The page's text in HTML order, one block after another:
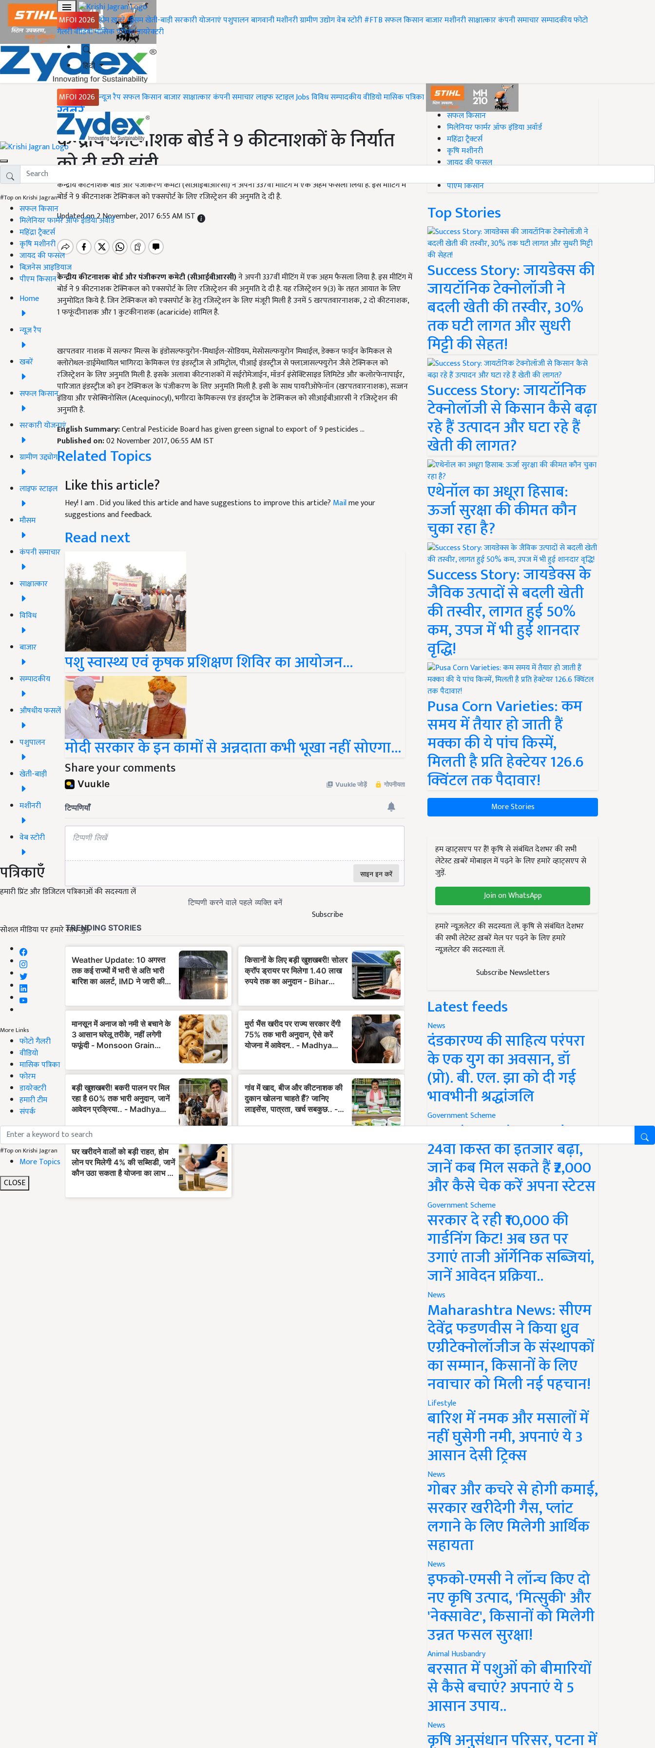
MFOI 2026 होमख़बरेंमौसमखेती-बाड़ीसरकारी योजनाएंपशुपालनबागवानीमशीनरीग्रामीण उद्योगवेब स्टोरी#FTBसफल किसानबाजारमशीनरीसाक्षात्कारकंपनी समाचारसम्पादकीयफोटो
गैलरीवीडियोमासिक पत्रिकाडायरेक्टरी
हिंदी
MFOI 2026 न्यूज़ रैपसफल किसानबाजारसाक्षात्कारकंपनी समाचारलाइफ स्टाइलJobsविविधसम्पादकीयवीडियोमासिक पत्रिका
#Top on Krishi Jagran
सफल किसान
मिलेनियर फार्मर ऑफ इंडिया अवॉर्ड
महिंद्रा ट्रैक्टर्स
कृषि मशीनरी
जायद की फसल
बिज़नेस आइडियाज
पीएम किसान
Home
न्यूज़ रैप
खबरें
सफल किसान
सरकारी योजनाएं
ग्रामीण उद्द्योग
लाइफ स्टाइल
मौसम
कंपनी समाचार
साक्षात्कार
विविध
बाजार
सम्पादकीय
औषधीय फसलें
पशुपालन
खेती-बाड़ी
मशीनरी
वेब स्टोरी
पत्रिकाएँ
हमारी प्रिंट और डिजिटल पत्रिकाओं की सदस्यता लें
Subscribe
सोशल मीडिया पर हमारे साथ जुड़ें:
More Links
फोटो गैलरी
वीडियो
मासिक पत्रिका
फोरम
डायरेक्टरी
हमारी टीम
संपर्क
#Top on Krishi Jagran
More Topics
CLOSE
Home
ख़बरें
केन्द्रीय कीटनाशक बोर्ड ने 9 कीटनाशकों के निर्यात
को दी हरी झंडी...
केन्द्रीय कीटनाशक बोर्ड और पंजीकरण कमेटी (सीआईबीआरसी) ने अपनी 337वीं मीटिंग में एक अहम फैसला लिया है. इस मीटिंग में
बोर्ड ने 9 कीटनाशक टेक्निकल को एक्सपोर्ट के लिए रजिस्ट्रेशन की अनुमति दे दी है.
Updated on 2 November, 2017 6:55 AM IST
केन्द्रीय कीटनाशक बोर्ड और पंजीकरण कमेटी (सीआईबीआरसी)ने अपनी 337वीं मीटिंग में एक अहम फैसला लिया है. इस मीटिंग में
बोर्ड ने 9 कीटनाशक टेक्निकल को एक्सपोर्ट के लिए रजिस्ट्रेशन की अनुमति दे दी है. यह रजिस्ट्रेशन 9(3) के तहत आयात के लिए
अनुमोदित किये है. जिन टेक्निकल को एक्सपोर्ट के हेतु रजिस्ट्रेशन के लिए मंजूरी मिली है उनमें 5 खरपतवारनाशक, 2 दो कीटनाशक,
1 फफूंदीनाशक और 1 कुटकीनाशक (acaricide) शामिल है.
खरपतवार नाशक में सल्फर मिल्स के इंडोसल्फयुरोन-मिथाईल-सोडियम, मेसोसल्फयुरोन मिथाईल, डेक्कन फाईन केमिकल से
क्लोरोथल-डाईमेथायिल भागिरदा केमिकल एंड इंडस्ट्रीज से अमिट्रोल, पीआई इंडस्ट्रीज से फ्लाज़ासल्फ्युरोन जैसे टेक्निकल को
रजिस्ट्रेशन के लिए अनुमति मिली है. इसके अलावा कीटनाशकों में सईरोमेजाईन, मॉडर्न इंसेक्टिसाइड लिमिटेड और कलोरफेनापाईर,
पारिजात इंडस्ट्रीज को इन टेक्निकल के पंजीकरण के लिए अनुमति मिली है. इसी के साथ पायरीओफेनॉन (खरपतवारनाशक), सज्जन
इंडिया और एसेक्विनोसिल (Acequinocyl), भगीरदा केमिकल्स एंड इंडस्ट्रीज के टेक्निकल को सीआईबीआरसी ने रजिस्ट्रेशन की
अनुमति है.
English Summary:Central Pesticide Board has given green signal to export of 9 pesticides ...
Published on:02 November 2017, 06:55 AM IST
Related Topics
Like this article?
Hey! I am. Did you liked this article and have suggestions to improve this article? Mailme your
suggestions and feedback.
Read next
पशु स्वास्थ्य एवं कृषक प्रशिक्षण शिविर का आयोजन...
मोदी सरकार के इन कामों से अन्नदाता कभी भूखा नहीं सोएगा...
Share your comments
#Top on Krishi Jagran
सफल किसान
मिलेनियर फार्मर ऑफ इंडिया अवॉर्ड
महिंद्रा ट्रैक्टर्स
कृषि मशीनरी
जायद की फसल
पीएम किसान
Top Stories
Success Story: जायडेक्स की
जायटॉनिक टेक्नोलॉजी ने
बदली खेती की तस्वीर, 30%
तक घटी लागत और सुधरी
मिट्टी की सेहत!
Success Story: जायटॉनिक
टेक्नोलॉजी से किसान कैसे बढ़ा
रहे हैं उत्पादन और घटा रहे हैं
खेती की लागत?
एथेनॉल का अधूरा हिसाब:
ऊर्जा सुरक्षा की कीमत कौन
चुका रहा है?
Success Story: जायडेक्स के
जैविक उत्पादों से बदली खेती
की तस्वीर, लागत हुई 50%
कम, उपज में भी हुई शानदार
वृद्धि!
Pusa Corn Varieties: कम
समय में तैयार हो जाती हैं
मक्का की ये पांच किस्में,
मिलती है प्रति हेक्टेयर 126.6
क्विंटल तक पैदावार!
More Stories
हम व्हाट्सएप पर हैं! कृषि से संबंधित देशभर की सभी
लेटेस्ट ख़बरें मोबाइल में पढ़ने के लिए हमारे व्हाट्सएप से
जुड़ें.
Join on WhatsApp
हमारे न्यूज़लेटर की सदस्यता लें. कृषि से संबंधित देशभर
की सभी लेटेस्ट ख़बरें मेल पर पढ़ने के लिए हमारे
न्यूज़लेटर की सदस्यता लें.
Subscribe Newsletters
Latest feeds
News
दंडकारण्य की साहित्य परंपरा
के एक युग का अवसान, डॉ
(प्रो). बी. एल. झा को दी गई
भावभीनी श्रद्धांजलि
Government Scheme
PM Kisan Yojana Update:
24वीं किस्त का इंतजार बढ़ा,
जानें कब मिल सकते हैं ₹2,000
और कैसे चेक करें अपना स्टेटस
Government Scheme
सरकार दे रही ₹10,000 की
गार्डनिंग किट! अब छत पर
उगाएं ताजी ऑर्गेनिक सब्जियां,
जानें आवेदन प्रक्रिया..
News
Maharashtra News: सीएम
देवेंद्र फडणवीस ने किया ध्रुव
एग्रीटेक्नोलॉजीज के संस्थापकों
का सम्मान, किसानों के लिए
नवाचार को मिली नई पहचान!
Lifestyle
बारिश में नमक और मसालों में
नहीं घुसेगी नमी, अपनाएं ये 3
आसान देसी ट्रिक्स
News
गोबर और कचरे से होगी कमाई,
सरकार खरीदेगी गैस, प्लांट
लगाने के लिए मिलेगी आर्थिक
सहायता
News
इफको-एमसी ने लॉन्च किए दो
नए कृषि उत्पाद, 'मित्सुकी' और
'नेक्सावेट', किसानों को मिलेगी
उन्नत फसल सुरक्षा!
Animal Husbandry
बरसात में पशुओं को बीमारियों
से कैसे बचाएं? अपनाएं ये 5
आसान उपाय..
News
कृषि अनुसंधान परिसर, पटना में